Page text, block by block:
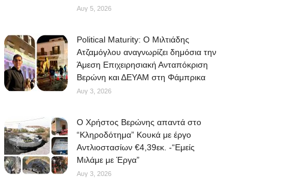
Αυγ 5, 2026
Political Maturity: Ο Μιλτιάδης
Ατζαμόγλου αναγνωρίζει δημόσια την
Άμεση Επιχειρησιακή Ανταπόκριση
Βερώνη και ΔΕΥΑΜ στη Φάμπρικα
Αυγ 3, 2026
O Χρήστος Βερώνης απαντά στο
“Κληροδότημα” Κουκά με έργο
Αντλιοστασίων €4,39εκ. -“Εμείς
Μιλάμε με Έργα”
Αυγ 3, 2026